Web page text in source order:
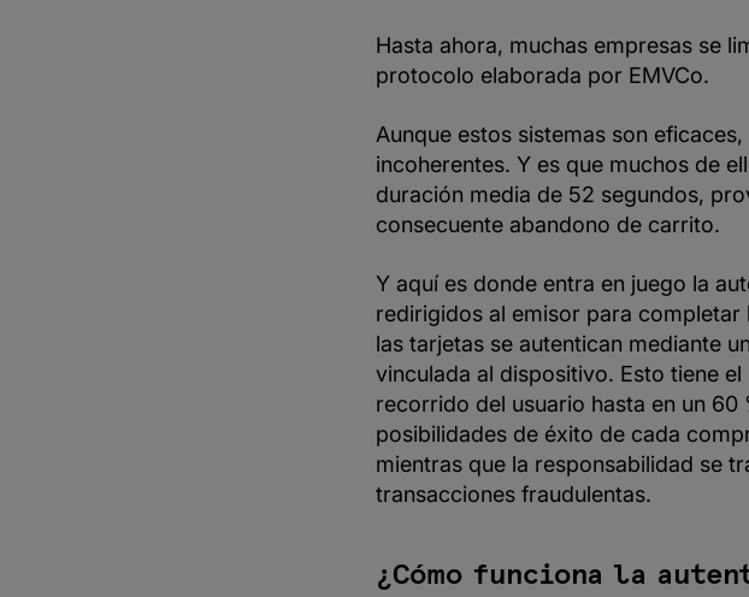
Hasta ahora, muchas empresas se
protocolo elaborada por EMVCo.
Aunque estos sistemas son
incoherentes. Y es que muchos de
duración media de 52 segundos,
consecuente abandono de carrito.
Y aquí es donde entra en juego la
redirigidos al emisor para
las tarjetas se autentican mediante
vinculada al dispositivo. Esto tiene
recorrido del usuario hasta en un
posibilidades de éxito de cada
mientras que la responsabilidad se
transacciones fraudulentas.
¿Cómo funciona la